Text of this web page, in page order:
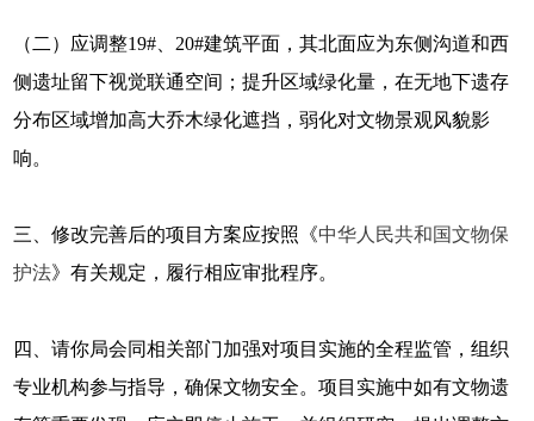
（二）应调整19#、20#建筑平面，其北面应为东侧沟道和西
侧遗址留下视觉联通空间；提升区域绿化量，在无地下遗存
分布区域增加高大乔木绿化遮挡，弱化对文物景观风貌影
响。
三、修改完善后的项目方案应按照《中华人民共和国文物保
护法》有关规定，履行相应审批程序。
四、请你局会同相关部门加强对项目实施的全程监管，组织
专业机构参与指导，确保文物安全。项目实施中如有文物遗